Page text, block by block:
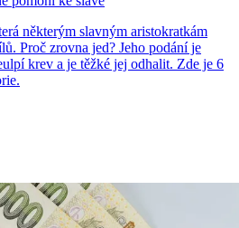
některým slavným aristokratkám
Proč zrovna jed? Jeho podání je
krev a je těžké jej odhalit. Zde je 6